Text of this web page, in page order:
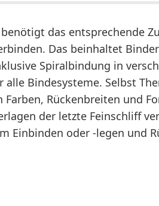
das entsprechende
Das beinhaltet
Spiralbindung in
alle Bindesysteme. Selbst
Farben, Rückenbreiten und
der letzte Feinschliff
Einbinden oder -legen und